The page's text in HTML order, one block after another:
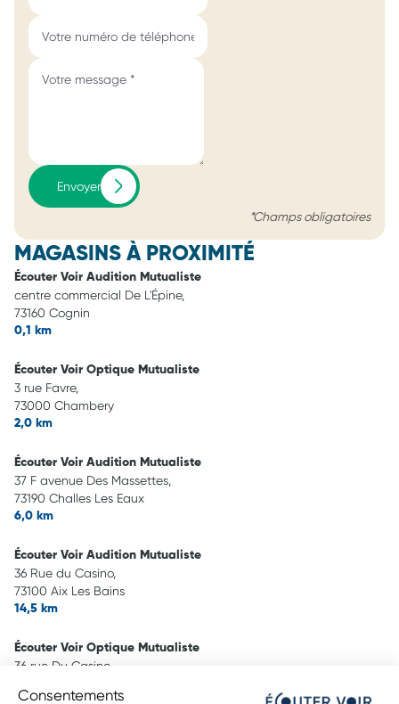
Consentements
Envoyer
*Champs obligatoires
MAGASINS À PROXIMITÉ
Écouter Voir Audition Mutualiste
centre commercial De L'Épine,
73160 Cognin
0,1 km
Écouter Voir Optique Mutualiste
3 rue Favre,
73000 Chambery
2,0 km
Écouter Voir Audition Mutualiste
37 F avenue Des Massettes,
73190 Challes Les Eaux
6,0 km
Écouter Voir Audition Mutualiste
36 Rue du Casino,
73100 Aix Les Bains
14,5 km
Écouter Voir Optique Mutualiste
36 rue Du Casino,
14,5 km